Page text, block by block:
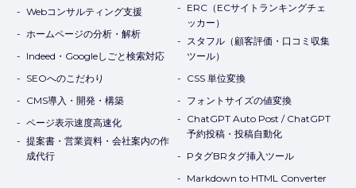
Webコンサルティング支援
ホームページの分析・解析
Indeed・Googleしごと検索対応
SEOへのこだわり
CMS導入・開発・構築
ページ表示速度高速化
提案書・営業資料・会社案内の作
成代行
ERC（ECサイトランキングチェ
ッカー）
スタフル（顧客評価・口コミ収集
ツール）
CSS 単位変換
フォントサイズの値変換
ChatGPT Auto Post / ChatGPT
予約投稿・投稿自動化
PタグBRタグ挿入ツール
Markdown to HTML Converter